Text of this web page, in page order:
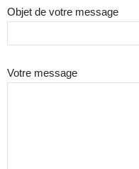
Objet de votre message
Votre message